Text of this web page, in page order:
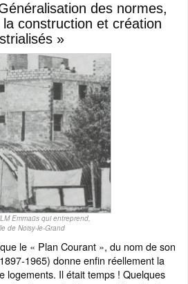
des normes,
construction et création
»
Emmaüs qui entreprend,
de Noisy-le-Grand
le « Plan Courant », du nom de son
1965) donne enfin réellement la
logements. Il était temps ! Quelques